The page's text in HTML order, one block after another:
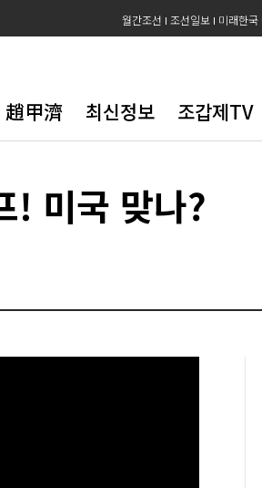
월간조선 조선일보 미래한국
趙甲濟 최신정보 조갑제TV
! 미국 맞나?